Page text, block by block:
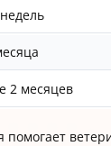
2 месяцев
помогает